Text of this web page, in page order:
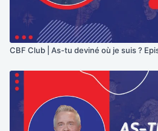
CBF Club | As-tu deviné où je suis ?